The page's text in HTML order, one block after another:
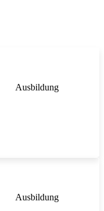
Ausbildung
Ausbildung